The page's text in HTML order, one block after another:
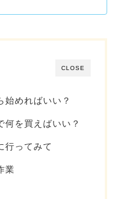
CLOSE
始めればいい？
何を買えばいい？
行ってみて
業